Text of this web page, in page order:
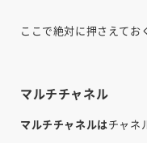
ここで絶対に押さえてお
マルチチャネル
マルチチャネルはチャネ